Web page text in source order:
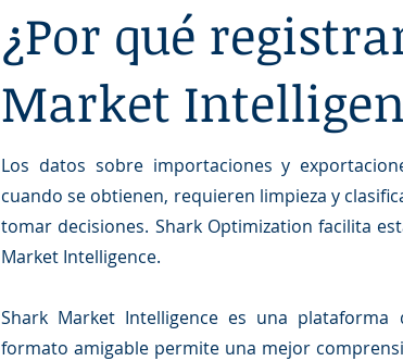
¿Por qué
Market
Los datos sobre importaciones y
cuando se obtienen, requieren limpieza y
tomar decisiones. Shark Optimization facilita
Market Intelligence.
Shark Market Intelligence es una
formato amigable permite una mejor